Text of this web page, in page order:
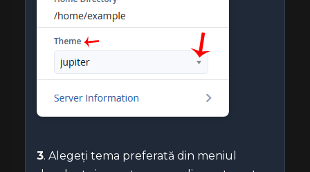
3. Alegeți tema preferată din meniul